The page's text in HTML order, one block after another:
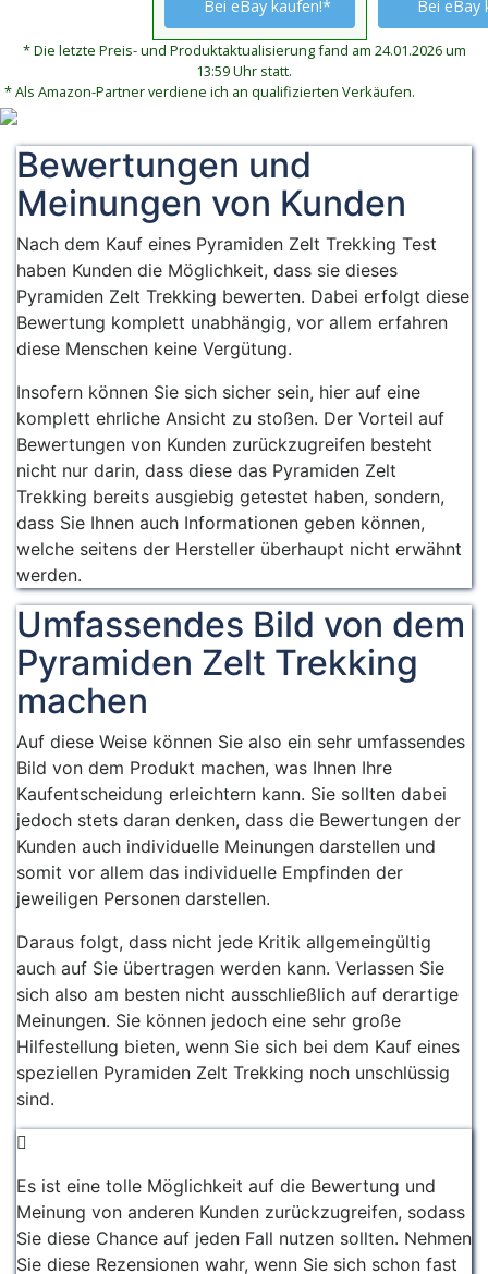
werden -
sich
Sterne
Bei eBay kaufen!* Bei eBay
* Die letzte Preis- und Produktaktualisierung fand am 24.01.2026 um
13:59 Uhr statt.
* Als Amazon-Partner verdiene ich an qualifizierten Verkäufen.
Bewertungen und
Meinungen von Kunden
Nach dem Kauf eines Pyramiden Zelt Trekking Test
haben Kunden die Möglichkeit, dass sie dieses
Pyramiden Zelt Trekking bewerten. Dabei erfolgt diese
Bewertung komplett unabhängig, vor allem erfahren
diese Menschen keine Vergütung.
Insofern können Sie sich sicher sein, hier auf eine
komplett ehrliche Ansicht zu stoßen. Der Vorteil auf
Bewertungen von Kunden zurückzugreifen besteht
nicht nur darin, dass diese das Pyramiden Zelt
Trekking bereits ausgiebig getestet haben, sondern,
dass Sie Ihnen auch Informationen geben können,
welche seitens der Hersteller überhaupt nicht erwähnt
werden.
Umfassendes Bild von dem
Pyramiden Zelt Trekking
machen
Auf diese Weise können Sie also ein sehr umfassendes
Bild von dem Produkt machen, was Ihnen Ihre
Kaufentscheidung erleichtern kann. Sie sollten dabei
jedoch stets daran denken, dass die Bewertungen der
Kunden auch individuelle Meinungen darstellen und
somit vor allem das individuelle Empfinden der
jeweiligen Personen darstellen.
Daraus folgt, dass nicht jede Kritik allgemeingültig
auch auf Sie übertragen werden kann. Verlassen Sie
sich also am besten nicht ausschließlich auf derartige
Meinungen. Sie können jedoch eine sehr große
Hilfestellung bieten, wenn Sie sich bei dem Kauf eines
speziellen Pyramiden Zelt Trekking noch unschlüssig
sind.
Es ist eine tolle Möglichkeit auf die Bewertung und
Meinung von anderen Kunden zurückzugreifen, sodass
Sie diese Chance auf jeden Fall nutzen sollten. Nehmen
Sie diese Rezensionen wahr, wenn Sie sich schon fast